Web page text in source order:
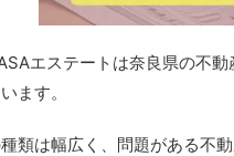
エステートは奈良県の不
ます。
類は幅広く、問題がある不